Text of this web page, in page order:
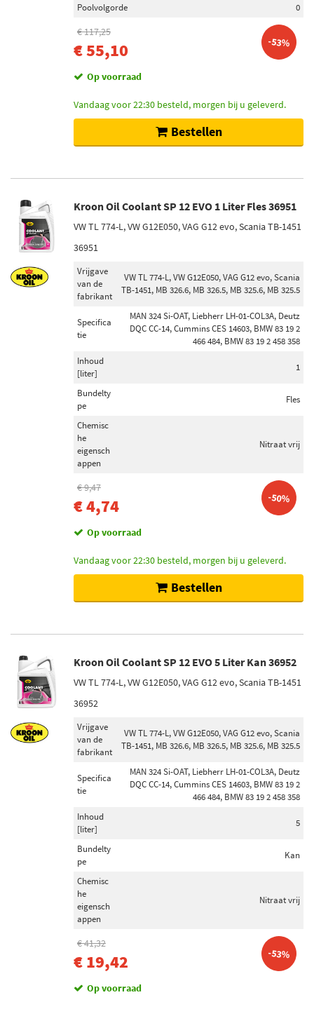
5W-30 (163)
5W-40 (96)
0W-30 (56)
0W-20 (34)
0W-40 (28)
Inbouwplaats
Vooras (381)
Achteras (289)
Vooras rechts (230)
Vooras links (229)
Achter (130)
Voor fabrikant
SANDEN (10)
BMW (3)
DELPHI (3)
VISTEON (3)
Lengte [mm]
Electrisch (25)
Electrisch-pneumatisch (7)
Elektrisch bediend (1)
Poolvolgorde
0
€ 117,25
€ 55,10 -53%
Op voorraad
Vandaag voor 22:30 besteld, morgen bij u geleverd.
Bestellen
Kroon Oil Coolant SP 12 EVO 1 Liter Fles 36951
VW TL 774-L, VW G12E050, VAG G12 evo, Scania TB-1451
36951
Vrijgave
van de
fabrikant
VW TL 774-L, VW G12E050, VAG G12 evo, Scania
TB-1451, MB 326.6, MB 326.5, MB 325.6, MB 325.5
Specifica
tie
MAN 324 Si-OAT, Liebherr LH-01-COL3A, Deutz
DQC CC-14, Cummins CES 14603, BMW 83 19 2
466 484, BMW 83 19 2 458 358
Inhoud
[liter]
1
Bundelty
pe
Fles
Chemisc
he
eigensch
appen
Nitraat vrij
€ 9,47
€ 4,74 -50%
Op voorraad
Vandaag voor 22:30 besteld, morgen bij u geleverd.
Bestellen
Kroon Oil Coolant SP 12 EVO 5 Liter Kan 36952
VW TL 774-L, VW G12E050, VAG G12 evo, Scania TB-1451
36952
Vrijgave
van de
fabrikant
VW TL 774-L, VW G12E050, VAG G12 evo, Scania
TB-1451, MB 326.6, MB 326.5, MB 325.6, MB 325.5
Specifica
tie
MAN 324 Si-OAT, Liebherr LH-01-COL3A, Deutz
DQC CC-14, Cummins CES 14603, BMW 83 19 2
466 484, BMW 83 19 2 458 358
Inhoud
[liter]
5
Bundelty
pe
Kan
Chemisc
he
eigensch
appen
Nitraat vrij
€ 41,32
€ 19,42 -53%
Op voorraad